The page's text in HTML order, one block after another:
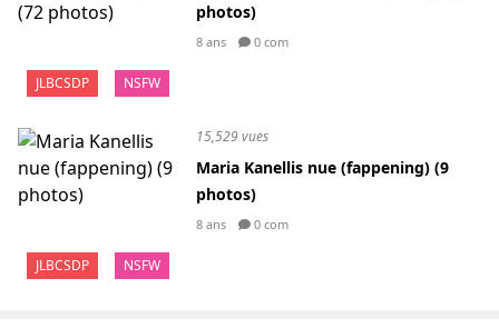
JLBCSDP NSFW
photos)
8 ans 0 com
JLBCSDP NSFW
15,529 vues
Maria Kanellis nue (fappening) (9
photos)
8 ans 0 com